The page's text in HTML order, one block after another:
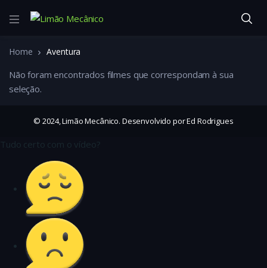
Home Aventura
Não foram encontrados filmes que correspondam à sua
seleção.
© 2024, Limão Mecânico. Desenvolvido por Ed Rodrigues
Tudo certo com o vídeo?